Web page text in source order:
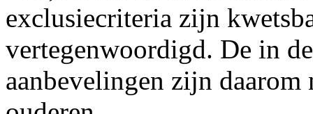
exclusiecriteria zijn
vertegenwoordigd. De in
aanbevelingen zijn daarom